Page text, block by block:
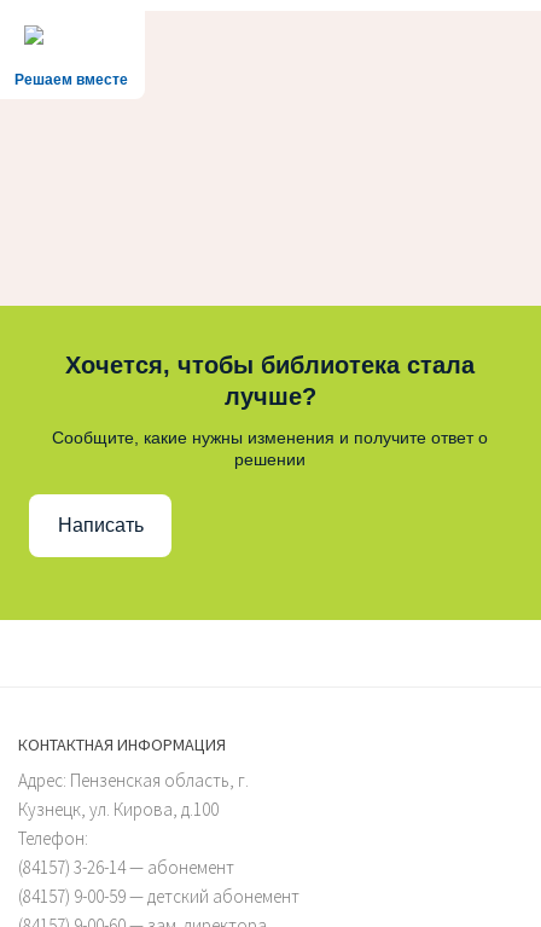
Решаем вместе
Хочется, чтобы библиотека стала
лучше?
Сообщите, какие нужны изменения и получите ответ о
решении
Написать
КОНТАКТНАЯ ИНФОРМАЦИЯ
Адрес: Пензенская область, г.
Кузнецк, ул. Кирова, д.100
Телефон:
(84157) 3-26-14 — абонемент
(84157) 9-00-59 — детский абонемент